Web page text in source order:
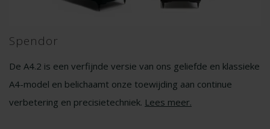
Spendor
De A4.2 is een verfijnde versie van ons geliefde en klassieke
A4-model en belichaamt onze toewijding aan continue
verbetering en precisietechniek. Lees meer.